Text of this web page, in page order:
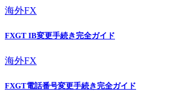
海外FX
FXGT IB変更手続き完全ガイド
海外FX
FXGT電話番号変更手続き完全ガイド